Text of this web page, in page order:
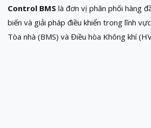
Control BMS là đơn vị phân phối hàng
biến và giải pháp điều khiển trong lĩnh
Tòa nhà (BMS) và Điều hòa Không khí